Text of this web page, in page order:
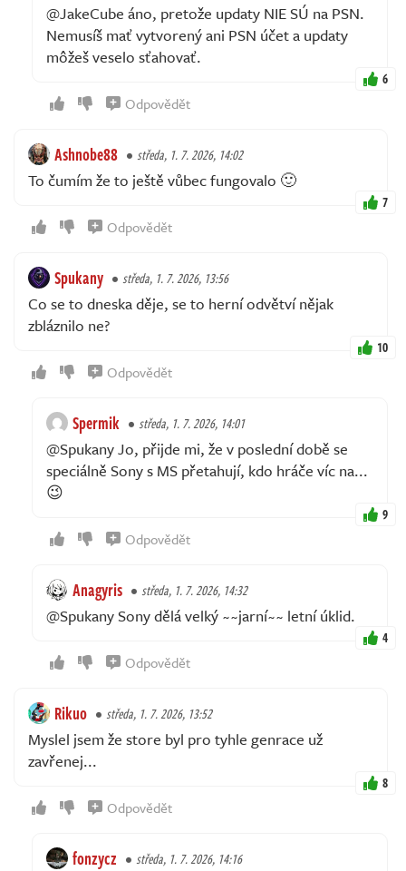
@JakeCube áno, pretože updaty NIE SÚ na PSN.
Nemusíš mať vytvorený ani PSN účet a updaty
môžeš veselo sťahovať.
6
Odpovědět
Ashnobe88 středa, 1. 7. 2026, 14:02
To čumím že to ještě vůbec fungovalo 🙂
7
Odpovědět
Spukany středa, 1. 7. 2026, 13:56
Co se to dneska děje, se to herní odvětví nějak
zbláznilo ne?
10
Odpovědět
Spermik středa, 1. 7. 2026, 14:01
@Spukany Jo, přijde mi, že v poslední době se
speciálně Sony s MS přetahují, kdo hráče víc na...
😉
9
Odpovědět
Anagyris středa, 1. 7. 2026, 14:32
@Spukany Sony dělá velký ~~jarní~~ letní úklid.
4
Odpovědět
Rikuo středa, 1. 7. 2026, 13:52
Myslel jsem že store byl pro tyhle genrace už
zavřenej...
8
Odpovědět
fonzycz středa, 1. 7. 2026, 14:16